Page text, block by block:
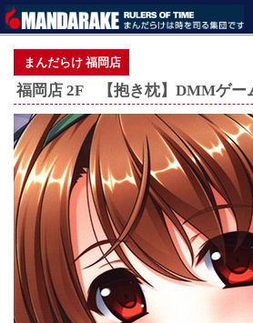
まんだらけ 福岡店
福岡店 2F 【抱き枕】DMMゲー